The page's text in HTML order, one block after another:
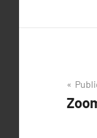
de